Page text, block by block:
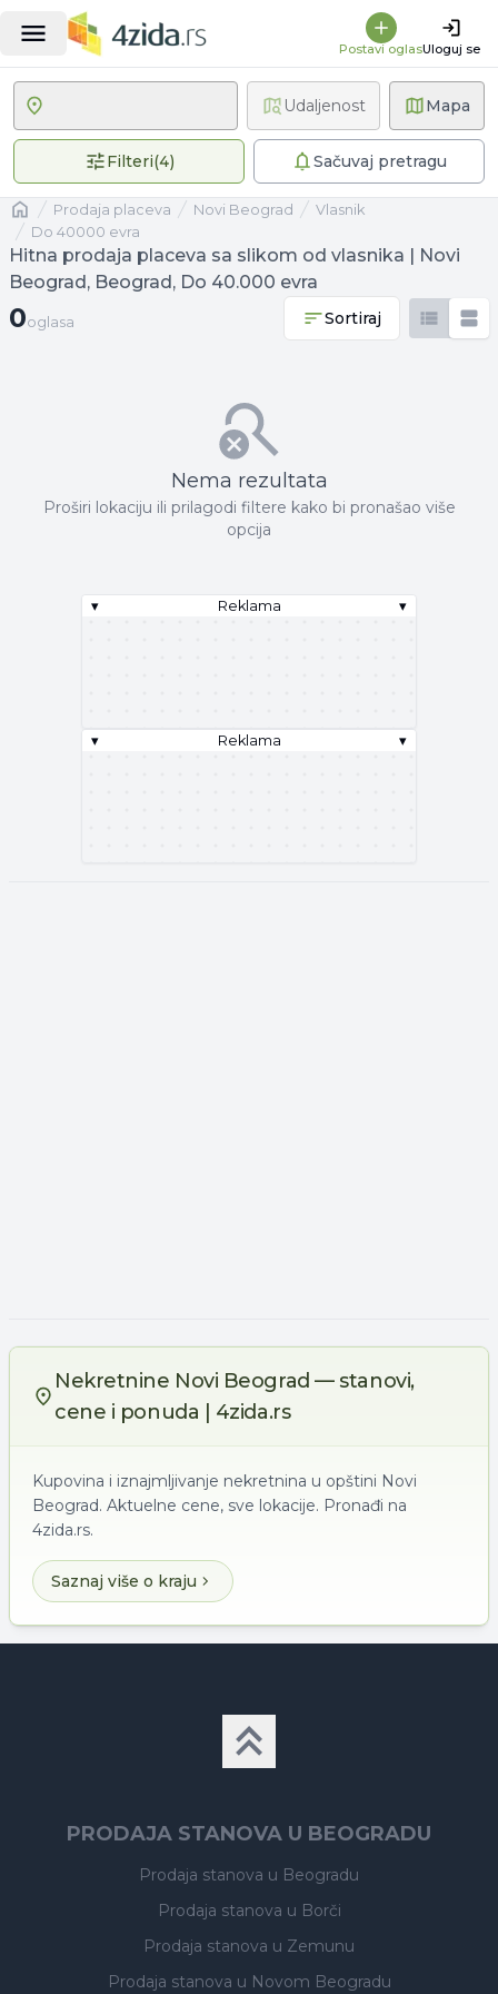
Postavi oglasUloguj se
Mapa
Filteri(4)4 primenjena filteraSačuvaj pretragu
Udaljenost
Naslovnaprodaja placeva Novi Beograd
vlasnik
Do 40000 evra
Hitna prodaja placeva sa slikom od vlasnika | Novi
Beograd, Beograd, Do 40.000 evra
0 oglasa
0oglasa Sortiraj
Nema rezultata
Proširi lokaciju ili prilagodi filtere kako bi pronašao više
opcija
▾ Reklama ▾
▾ Reklama ▾
Nekretnine Novi Beograd — stanovi,
cene i ponuda | 4zida.rs
Kupovina i iznajmljivanje nekretnina u opštini Novi
Beograd. Aktuelne cene, sve lokacije. Pronađi na
4zida.rs.
Saznaj više o kraju
PRODAJA STANOVA U BEOGRADU
Prodaja stanova u Beogradu
Prodaja stanova u Borči
Prodaja stanova u Zemunu
Prodaja stanova u Novom Beogradu